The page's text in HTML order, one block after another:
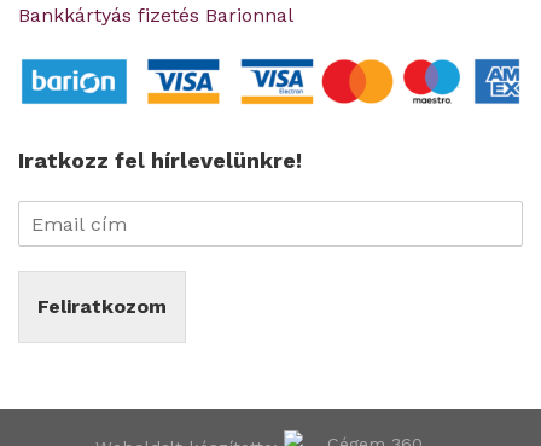
Bankkártyás fizetés Barionnal
Iratkozz fel hírlevelünkre!
Feliratkozom